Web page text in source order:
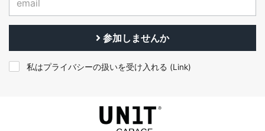
参加しませんか
私はプライバシーの扱いを受け入れる (Link)